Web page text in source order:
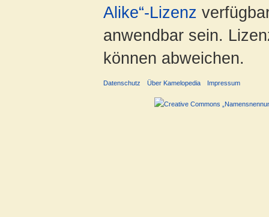
Alike“-Lizenz
anwendbar sein.
können abweichen.
Datenschutz Über Kamelopedia Impressum